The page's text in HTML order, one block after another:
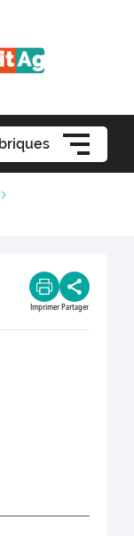
Imprimer Partager